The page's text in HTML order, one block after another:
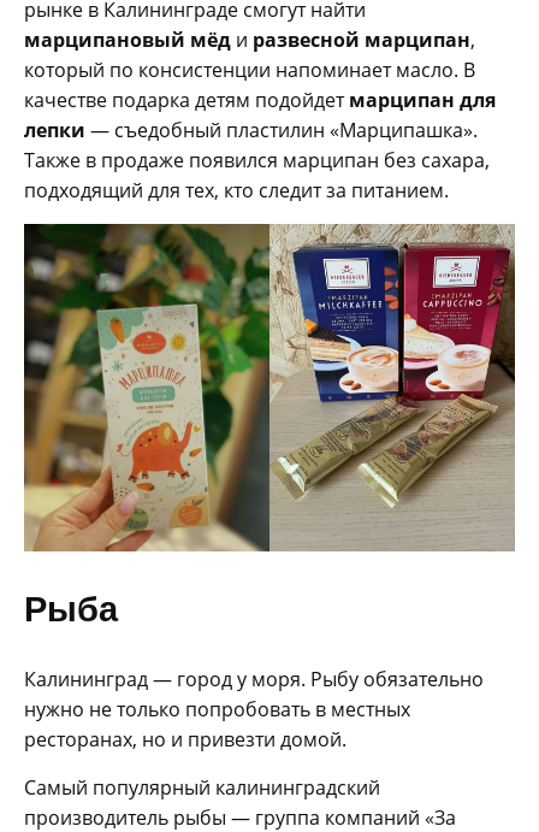
рынке в Калининграде смогут найти
марципановый мёд и развесной марципан,
который по консистенции напоминает масло. В
качестве подарка детям подойдетмарципан для
лепки — съедобный пластилин «Марципашка».
Также в продаже появился марципан без сахара,
подходящий для тех, кто следит за питанием.
Рыба
Калининград — город у моря. Рыбу обязательно
нужно не только попробовать в местных
ресторанах, но и привезти домой.
Самый популярный калининградский
производитель рыбы — группа компаний «За